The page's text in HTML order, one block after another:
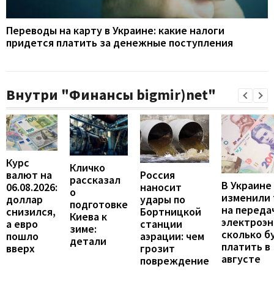
Переводы на карту в Украине: какие налоги
придется платить за денежные поступления
Внутри "Финансы bigmir)net"
Курс
валют на
06.08.2026:
доллар
снизился,
а евро
пошло
вверх
Кличко
рассказал
о
подготовке
Киева к
зиме:
детали
Россия
наносит
удары по
Бортницкой
станции
аэрации: чем
грозит
повреждение
В Украине
на
сколько
платить в
августе